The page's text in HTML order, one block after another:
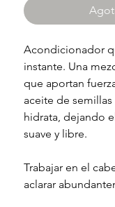
Acondicionador
instante. Una
que aportan
aceite de semillas
hidrata, dejando
suave y libre.
Trabajar en el
aclarar